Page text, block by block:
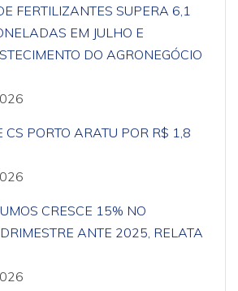
FERTILIZANTES SUPERA 6,1
EM JULHO E
DO AGRONEGÓCIO
CS PORTO ARATU POR R$ 1,8
CRESCE 15% NO
ANTE 2025, RELATA